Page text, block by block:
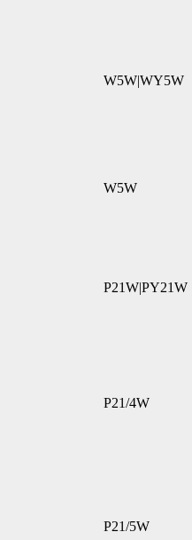
W5W|WY5W
W5W
P21W|PY21W
P21/4W
P21/5W